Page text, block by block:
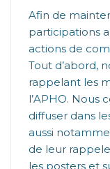
Afin de
participations
actions de
Tout d’abord,
rappelant les
l’APHO. Nous
diffuser dans
aussi
de leur
les posters et